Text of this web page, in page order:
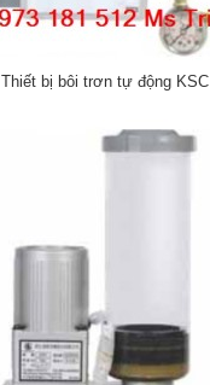
Thiết bị bôi trơn tự động KSC